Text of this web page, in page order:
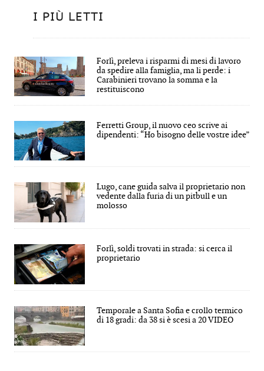
I PIÙ LETTI
Forlì, preleva i risparmi di mesi di lavoro
da spedire alla famiglia, ma li perde: i
Carabinieri trovano la somma e la
restituiscono
Ferretti Group, il nuovo ceo scrive ai
dipendenti: “Ho bisogno delle vostre idee”
Lugo, cane guida salva il proprietario non
vedente dalla furia di un pitbull e un
molosso
Forlì, soldi trovati in strada: si cerca il
proprietario
Temporale a Santa Sofia e crollo termico
di 18 gradi: da 38 si è scesi a 20 VIDEO